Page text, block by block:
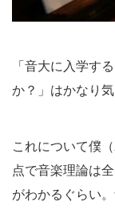
「音大に入学す
か？」はかなり
これについて僕
点で音楽理論は
がわかるぐらい